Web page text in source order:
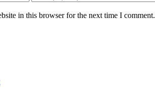
in this browser for the next time I comment.